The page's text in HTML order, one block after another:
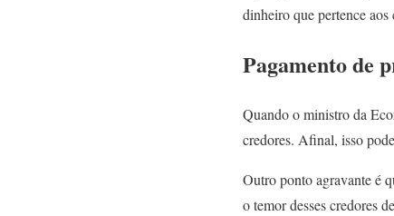
dinheiro que pertence
Pagamento de
Quando o ministro da
credores. Afinal, isso
Outro ponto agravante é
o temor desses credores